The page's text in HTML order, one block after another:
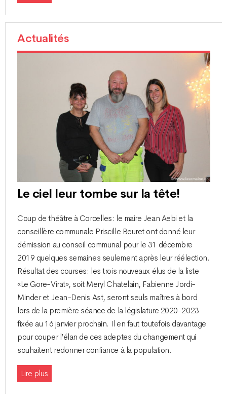
Actualités
Le ciel leur tombe sur la tête!
Coup de théâtre à Corcelles: le maire Jean Aebi et la
conseillère communale Priscille Beuret ont donné leur
démission au conseil communal pour le 31 décembre
2019 quelques semaines seulement après leur réélection.
Résultat des courses: les trois nouveaux élus de la liste
«Le Gore-Virat», soit Meryl Chatelain, Fabienne Jordi-
Minder et Jean-Denis Ast, seront seuls maîtres à bord
lors de la première séance de la législature 2020-2023
fixée au 16 janvier prochain. Il en faut toutefois davantage
pour couper l’élan de ces adeptes du changement qui
souhaitent redonner confiance à la population.
Lire plus